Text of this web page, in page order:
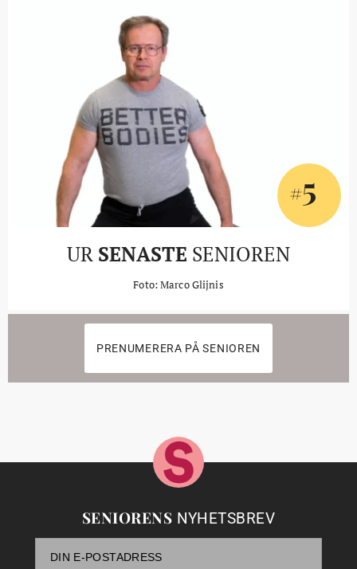
#5
UR SENASTE SENIOREN
Foto: Marco Glijnis
PRENUMERERA PÅ SENIOREN
SENIORENS NYHETSBREV